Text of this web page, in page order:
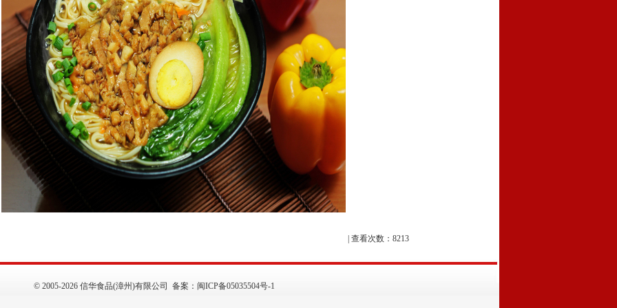
| 查看次数：8213
© 2005-2026 信华食品(漳州)有限公司 备案： 闽ICP备05035504号-1